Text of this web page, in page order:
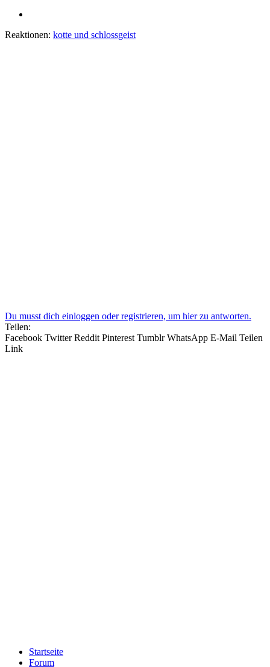
Reaktionen: kotte und schlossgeist
Du musst dich einloggen oder registrieren, um hier zu antworten.
Teilen:
Facebook Twitter Reddit Pinterest Tumblr WhatsApp E-Mail Teilen
Link
Startseite
Forum